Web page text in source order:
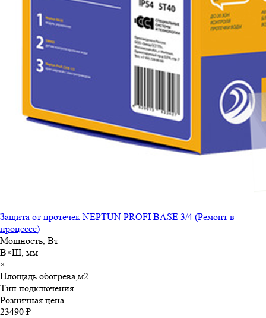
Защита от протечек NEPTUN PROFI BASE 3/4 (Ремонт в
процессе)
Мощность, Вт
В×Ш, мм
×
Площадь обогрева,м2
Тип подключения
Розничная цена
23490 ₽